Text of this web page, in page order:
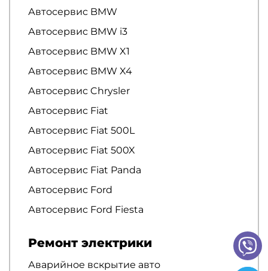
Автосервис BMW
Автосервис BMW i3
Автосервис BMW X1
Автосервис BMW X4
Автосервис Chrysler
Автосервис Fiat
Автосервис Fiat 500L
Автосервис Fiat 500X
Автосервис Fiat Panda
Автосервис Ford
Автосервис Ford Fiesta
Ремонт электрики
Аварийное вскрытие авто